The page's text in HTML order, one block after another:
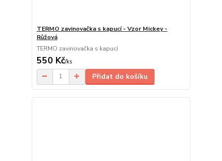
TERMO zavinovačka s kapucí - Vzor Mickey -
Růžová
TERMO zavinovačka s kapucí
550 Kč/ks
Přidat do košíku